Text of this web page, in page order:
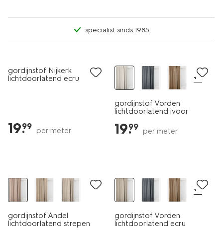
specialist sinds 1985
gordijnstof Nijkerk
lichtdoorlatend ecru
19.
99 per meter
+4
gordijnstof Vorden
lichtdoorlatend ivoor
19.
99 per meter
gordijnstof Andel
lichtdoorlatend strepen
+4
gordijnstof Vorden
lichtdoorlatend ecru